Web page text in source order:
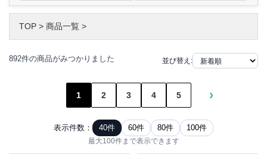
TOP > 商品一覧 >
892件の商品がみつかりました 並び替え:
1 2 3 4 5 ›
表示件数： 40件 60件 80件 100件
最大100件まで表示できます